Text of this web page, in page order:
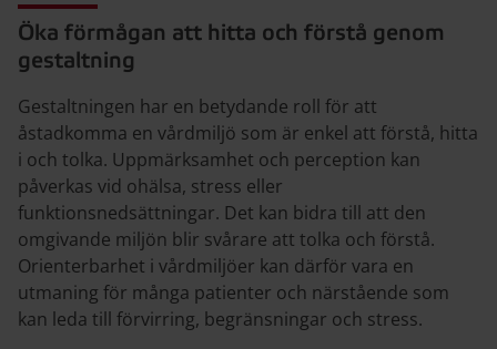
Öka förmågan att hitta och förstå genom
gestaltning
Gestaltningen har en betydande roll för att
åstadkomma en vårdmiljö som är enkel att förstå, hitta
i och tolka. Uppmärksamhet och perception kan
påverkas vid ohälsa, stress eller
funktionsnedsättningar. Det kan bidra till att den
omgivande miljön blir svårare att tolka och förstå.
Orienterbarhet i vårdmiljöer kan därför vara en
utmaning för många patienter och närstående som
kan leda till förvirring, begränsningar och stress.